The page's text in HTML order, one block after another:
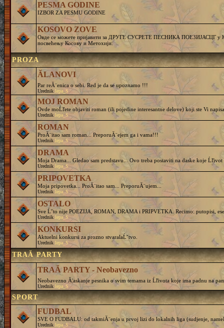
PESMA GODINE
IZBOR ZA PESMU GODINE
KOSOVO ZOVE
Овде се можете пријавити за ДРУГЕ СУСРЕТЕ ПЕСНИКА ПОЕЗИЈАСЦГ у
посвећењу Косову и Метохији.
PROZA
ĂLANOVI
Par reĂ¨enica o sebi. Red je da se upoznamo !!!
Urednik lepa_S
MOJ ROMAN
Ovde moĹľete objaviti roman (ili pojedine interesantne delove) koji ste Vi
Urednik lepa_S
ROMAN
ProĂ¨itao sam roman... PreporuĂ¨ejem ga i vama!!!
Urednik lepa_S
DRAMA
Moja Drama... Gledao sam predstavu... Ovo treba postaviti na daske koje Ĺľivot
Urednik lepa_S
PRIPOVETKA
Moja pripovetka... ProĂ¨itao sam... PreporuĂ¨ujem...
Urednik lepa_S
OSTALO
Sve Ĺˇto nije POEZIJA, ROMAN, DRAMA i PRIPVETKA. Recimo: putopisi,
Urednik lepa_S
KONKURSI
Aktuelni konkursi za prozno stvaralaĹˇtvo.
Urednik lepa_S
TRAĂ PARTY
TRAĂ PARTY - Neobavezno
Neobavezno Ă¦askanje pesnika o svim temama iz Ĺľivota koje ima padnu na
Urednik lepa_S
SPORT
FUDBAL
SVE O FUDBALU: od takmiĂ¨enja u prvoj lizi do lokalnih liga (sudjenje,
Urednik lepa_S